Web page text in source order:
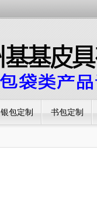
银包定制 书包定制